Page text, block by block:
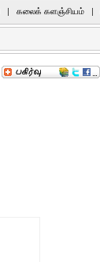
| கலைக் களஞ்சியம் |